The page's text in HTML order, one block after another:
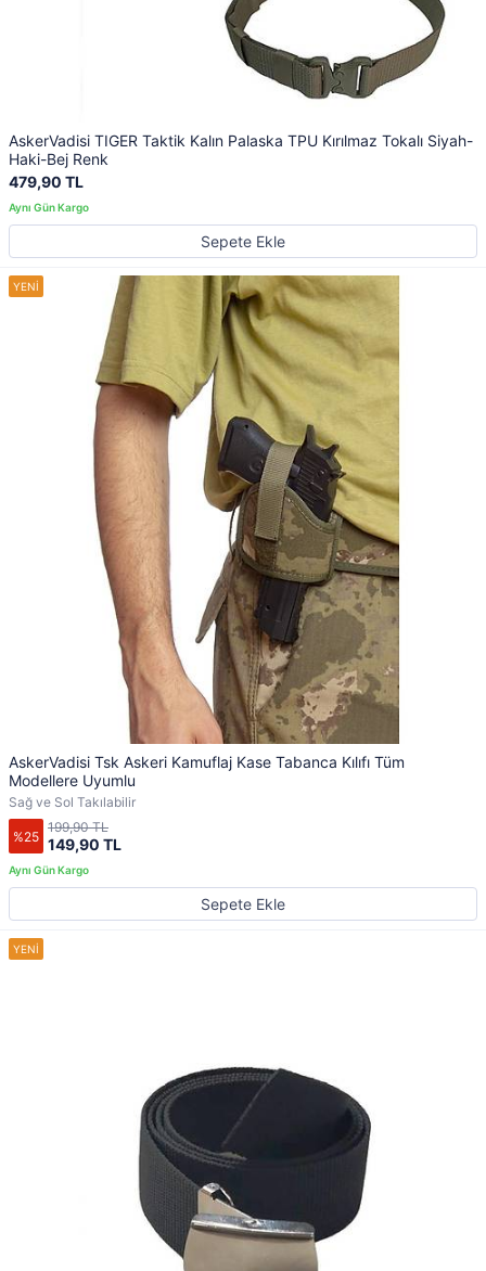
AskerVadisi TIGER Taktik Kalın Palaska TPU Kırılmaz Tokalı Siyah-
Haki-Bej Renk
479,90 TL
Sepete Ekle
AskerVadisi Tsk Askeri Kamuflaj Kase Tabanca Kılıfı Tüm
Modellere Uyumlu
Sağ ve Sol Takılabilir
%25 149,90 TL
199,90 TL
Sepete Ekle